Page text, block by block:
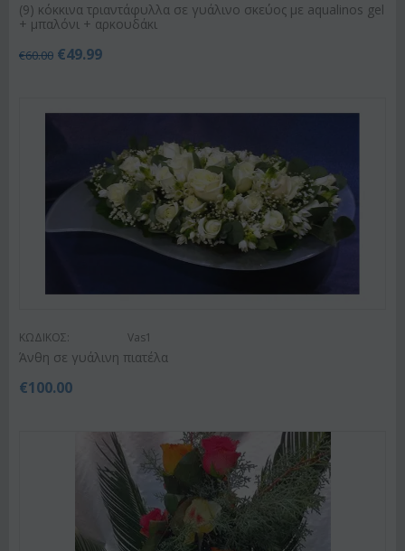
(9) κόκκινα τριαντάφυλλα σε γυάλινο σκεύος με aqualinos gel
+ μπαλόνι + αρκουδάκι
€60.00 €49.99
ΚΩΔΙΚΟΣ: Vas1
Άνθη σε γυάλινη πιατέλα
€100.00